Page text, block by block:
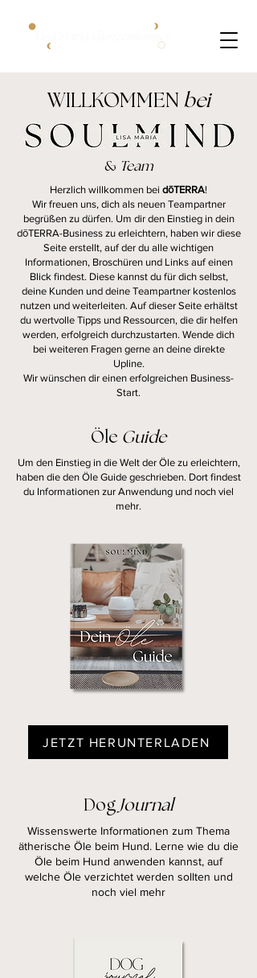
WILLKOMMEN bei
& Team
Herzlich willkommen bei dōTERRA!
Wir freuen uns, dich als neuen Teampartner
begrüßen zu dürfen. Um dir den Einstieg in dein
dōTERRA-Business zu erleichtern, haben wir diese
Seite erstellt, auf der du alle wichtigen
Informationen, Broschüren und Links auf einen
Blick findest. Diese kannst du für dich selbst,
deine Kunden und deine Teampartner kostenlos
nutzen und weiterleiten. Auf dieser Seite erhältst
du wertvolle Tipps und Ressourcen, die dir helfen
werden, erfolgreich durchzustarten. Wende dich
bei weiteren Fragen gerne an deine direkte
Upline.
Wir wünschen dir einen erfolgreichen Business-
Start.
Öle Guide
Um den Einstieg in die Welt der Öle zu erleichtern,
haben die den Öle Guide geschrieben. Dort findest
du Informationen zur Anwendung und noch viel
mehr.
JETZT HERUNTERLADEN
Dog Journal
Wissenswerte Informationen zum Thema
ätherische Öle beim Hund. Lerne wie du die
Öle beim Hund anwenden kannst, auf
welche Öle verzichtet werden sollten und
noch viel mehr